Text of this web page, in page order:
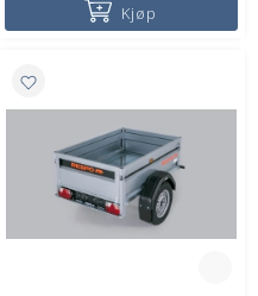
Kjøp